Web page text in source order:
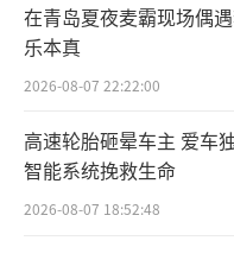
在青岛夏夜麦霸现场偶
乐本真
2026-08-07 22:22:00
高速轮胎砸晕车主 爱车
智能系统挽救生命
2026-08-07 18:52:48